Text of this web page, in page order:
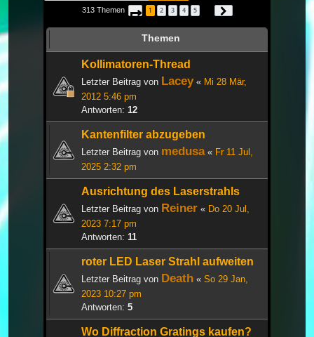
313 Themen Seite 1von 11
1 2 3 4 5
Themen
Kollimatoren-Thread
Letzter Beitrag von Lacey« Mi 28 Mär,
2012 5:46 pm
Antworten: 12
Kantenfilter abzugeben
Letzter Beitrag von medusa« Fr 11 Jul,
2025 2:32 pm
Ausrichtung des Laserstrahls
Letzter Beitrag von Reiner « Do 20 Jul,
2023 7:17 pm
Antworten: 11
roter LED Laser Strahl aufweiten
Letzter Beitrag von Death « So 29 Jan,
2023 10:27 pm
Antworten: 5
Wo Diffraction Gratings kaufen?